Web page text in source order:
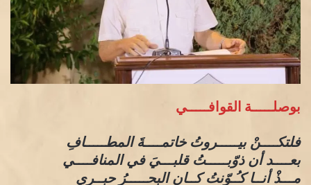
بوصلـــــة القوافـــــي
فلتكــــنْ بيـــــروتُ خاتمــــةَ المطـــــافِ
بعــــد أن ذوّبـــــتُ قلبـــيَ في المنافــــي
مـــذْ أنــا كـُـوّنتُ كــان البحـــــرُ حبــري